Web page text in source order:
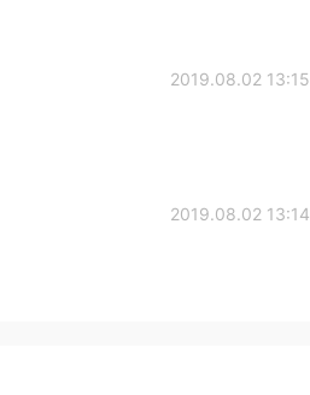
2019.08.02 13:15
2019.08.02 13:14